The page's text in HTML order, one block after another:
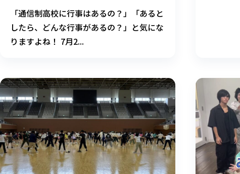
「通信制高校に行事はあるの？」「あると
したら、どんな行事があるの？」と気にな
りますよね！ 7月2...